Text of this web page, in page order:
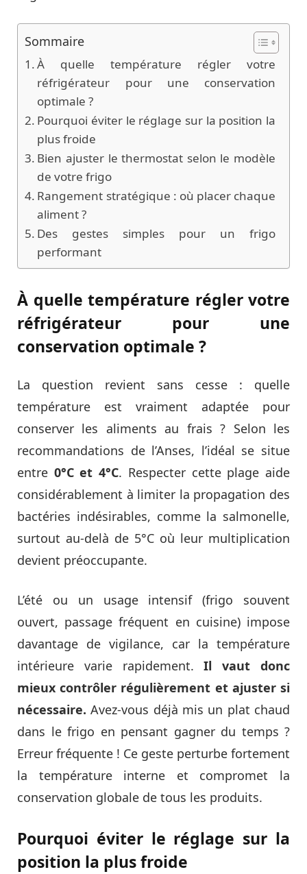
Sommaire
À quelle température régler votre
réfrigérateur pour une conservation
optimale ?
Pourquoi éviter le réglage sur la position la
plus froide
Bien ajuster le thermostat selon le modèle
de votre frigo
Rangement stratégique : où placer chaque
aliment ?
Des gestes simples pour un frigo
performant
À quelle température régler votre
réfrigérateur pour une
conservation optimale ?
La question revient sans cesse : quelle
température est vraiment adaptée pour
conserver les aliments au frais ? Selon les
recommandations de l’Anses, l’idéal se situe
entre 0°C et 4°C. Respecter cette plage aide
considérablement à limiter la propagation des
bactéries indésirables, comme la salmonelle,
surtout au-delà de 5°C où leur multiplication
devient préoccupante.
L’été ou un usage intensif (frigo souvent
ouvert, passage fréquent en cuisine) impose
davantage de vigilance, car la température
intérieure varie rapidement.Il vaut donc
mieux contrôler régulièrement et ajuster si
nécessaire. Avez-vous déjà mis un plat chaud
dans le frigo en pensant gagner du temps ?
Erreur fréquente ! Ce geste perturbe fortement
la température interne et compromet la
conservation globale de tous les produits.
Pourquoi éviter le réglage sur la
position la plus froide